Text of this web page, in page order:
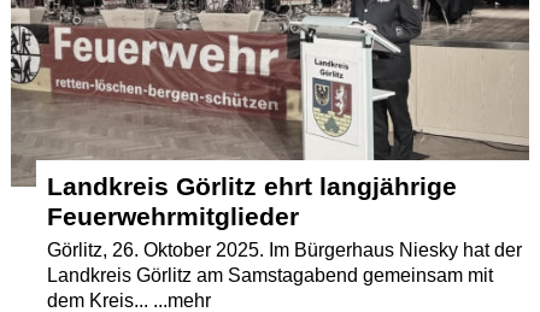
Landkreis Görlitz ehrt langjährige
Feuerwehrmitglieder
Görlitz, 26. Oktober 2025. Im Bürgerhaus Niesky hat der
Landkreis Görlitz am Samstagabend gemeinsam mit
dem Kreis... ...mehr